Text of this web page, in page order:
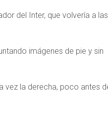
del Inter, que volvería a las
imágenes de pie y sin
vez la derecha, poco antes